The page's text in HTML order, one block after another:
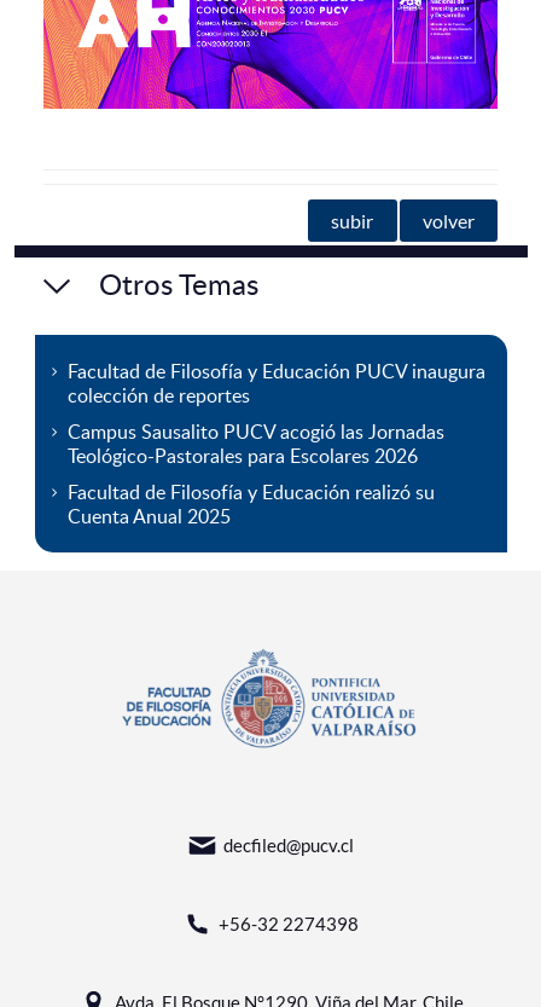
subir volver
Otros Temas
Facultad de Filosofía y Educación PUCV inaugura
colección de reportes
Campus Sausalito PUCV acogió las Jornadas
Teológico-Pastorales para Escolares 2026
Facultad de Filosofía y Educación realizó su
Cuenta Anual 2025
decfiled@pucv.cl
+56-32 2274398
Avda. El Bosque N°1290, Viña del Mar, Chile